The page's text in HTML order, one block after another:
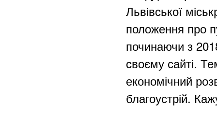
Львівської
положення про
починаючи з
своєму сайті.
економічний
благоустрій.